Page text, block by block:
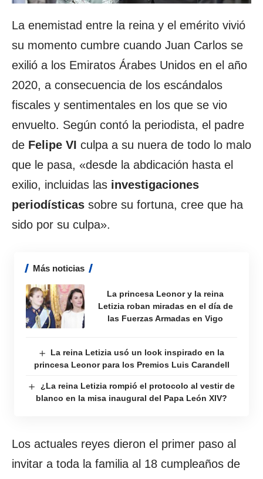
La enemistad entre la reina y el emérito vivió
su momento cumbre cuando Juan Carlos se
exilió a los Emiratos Árabes Unidos en el año
2020, a consecuencia de los escándalos
fiscales y sentimentales en los que se vio
envuelto. Según contó la periodista, el padre
de Felipe VI culpa a su nuera de todo lo malo
que le pasa, «desde la abdicación hasta el
exilio, incluidas las investigaciones
periodísticas sobre su fortuna, cree que ha
sido por su culpa».
Más noticias
La princesa Leonor y la reina
Letizia roban miradas en el día de
las Fuerzas Armadas en Vigo
La reina Letizia usó un look inspirado en la
princesa Leonor para los Premios Luis Carandell
¿La reina Letizia rompió el protocolo al vestir de
blanco en la misa inaugural del Papa León XIV?
Los actuales reyes dieron el primer paso al
invitar a toda la familia al 18 cumpleaños de